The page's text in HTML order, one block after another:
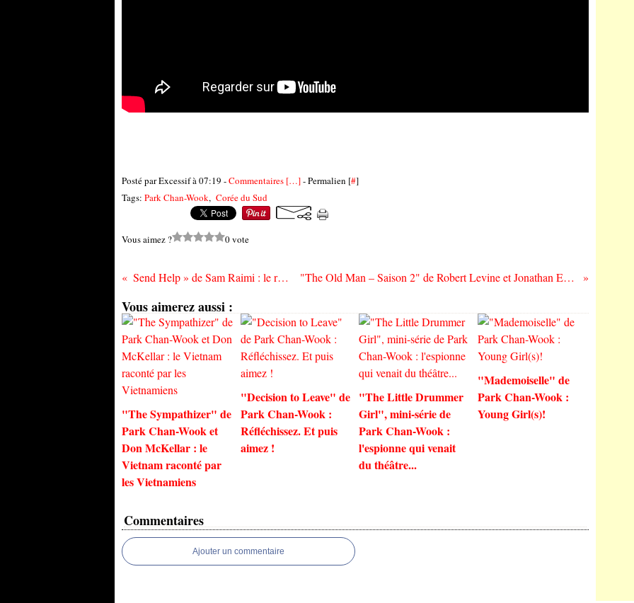
Posté par Excessif à 07:19 -Commentaires […]- Permalien [#]
Tags: Park Chan-Wook, Corée du Sud
Vous aimez ? 0 vote
Send Help » de Sam Raimi : le retour inattendu d’un cinéaste libre "The Old Man – Saison 2" de Robert Levine et Jonathan E Steinberg : retour sur une série désormais interrompue…
Vous aimerez aussi :
"The Sympathizer" de
Park Chan-Wook et
Don McKellar : le
Vietnam raconté par
les Vietnamiens
"Decision to Leave" de
Park Chan-Wook :
Réfléchissez. Et puis
aimez !
"The Little Drummer
Girl", mini-série de
Park Chan-Wook :
l'espionne qui venait
du théâtre...
"Mademoiselle" de
Park Chan-Wook :
Young Girl(s)!
Commentaires
Ajouter un commentaire